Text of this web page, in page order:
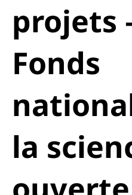
projets
Fonds
la